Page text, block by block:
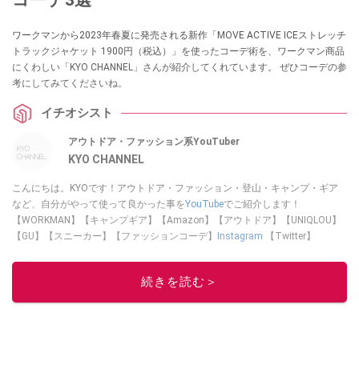
ワークマンから2023年春夏に発売される新作「MOVE ACTIVE ICEストレッチ
トラックジャケット 1900円（税込）」を使ったコーデ術を、ワークマン商品
にくわしい「KYO CHANNEL」さんが紹介してくれています。 ぜひコーデの参
考にしてみてくださいね。
イチオシスト
アウトドア・ファッション系YouTuber
KYO CHANNEL
こんにちは。KYOです！アウトドア・ファッション・登山・キャンプ・ギア
など、自分がやって使って良かった事をYouTubeでご紹介します！
【WORKMAN】【キャンプギア】【Amazon】【アウトドア】【UNIQLOU】
【GU】【スニーカー】【ファッションコーデ】 Instagram 【Twitter】
このイチオシストの他の記事を読む
続きを読む＞